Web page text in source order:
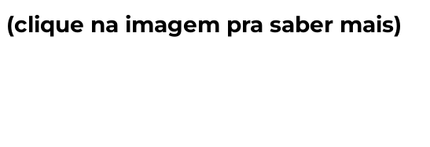
(clique na imagem pra saber mais)